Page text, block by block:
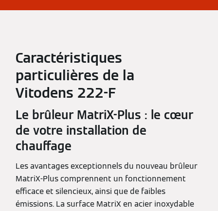
Caractéristiques
particulières de la
Vitodens 222-F
Le brûleur MatriX-Plus : le cœur
de votre installation de
chauffage
Les avantages exceptionnels du nouveau brûleur
MatriX-Plus comprennent un fonctionnement
efficace et silencieux, ainsi que de faibles
émissions. La surface MatriX en acier inoxydable